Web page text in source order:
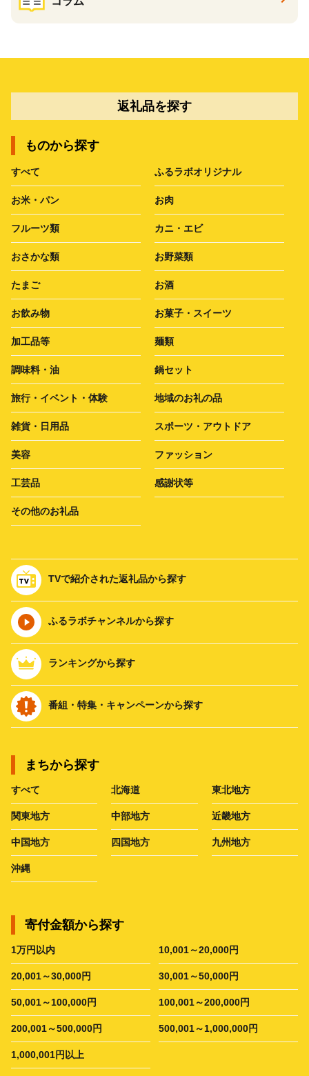
返礼品を探す
ものから探す
すべて ふるラボオリジナル
お米・パン お肉
フルーツ類 カニ・エビ
おさかな類 お野菜類
たまご お酒
お飲み物 お菓子・スイーツ
加工品等 麺類
調味料・油 鍋セット
旅行・イベント・体験 地域のお礼の品
雑貨・日用品 スポーツ・アウトドア
美容 ファッション
工芸品 感謝状等
その他のお礼品
TVで紹介された返礼品から探す
ふるラボチャンネルから探す
ランキングから探す
番組・特集・キャンペーンから探す
まちから探す
すべて 北海道 東北地方
関東地方 中部地方 近畿地方
中国地方 四国地方 九州地方
沖縄
寄付金額から探す
1万円以内 10,001～20,000円
20,001～30,000円 30,001～50,000円
50,001～100,000円 100,001～200,000円
200,001～500,000円 500,001～1,000,000円
1,000,001円以上